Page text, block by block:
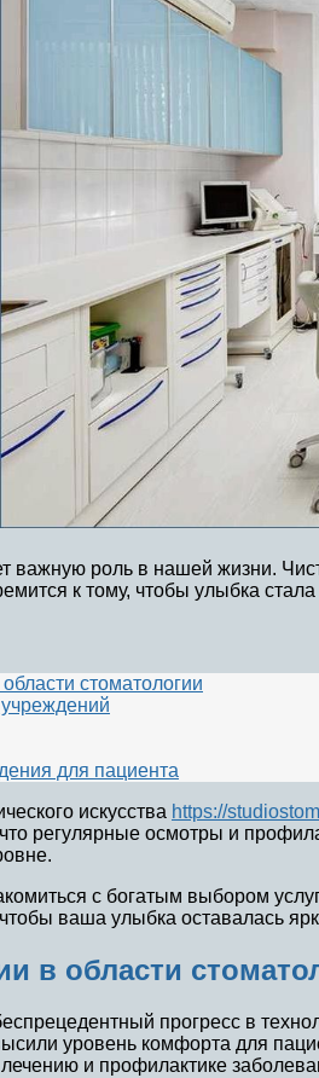
важную роль в нашей жизни.
к тому, чтобы улыбка
стоматологии
для пациента
искусства https://
регулярные осмотры и
с богатым выбором
ваша улыбка оставалась
в области
прогресс в
уровень комфорта для
и профилактике